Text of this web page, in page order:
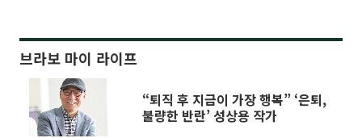
브라보 마이 라이프
“퇴직 후 지금이 가장 행복” ‘은퇴,
불량한 반란’ 성상용 작가